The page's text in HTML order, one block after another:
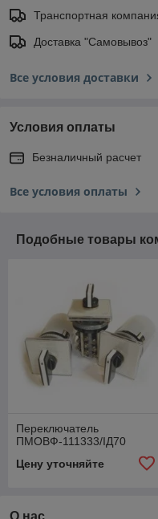
Транспортная
Доставка "Самовывоз"
Все условия доставки
Условия оплаты
Безналичный расчет
Все условия оплаты
Подобные товары
Переключатель
ПМОВФ-111333/IД70
Цену уточняйте